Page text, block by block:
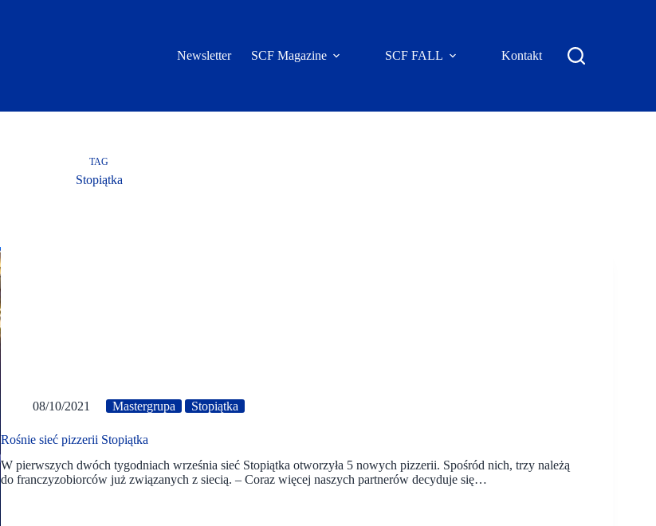
Newsletter SCF Magazine SCF FALL Kontakt
TAG
Stopiątka
08/10/2021 Mastergrupa Stopiątka
Rośnie sieć pizzerii Stopiątka
W pierwszych dwóch tygodniach września sieć Stopiątka otworzyła 5 nowych pizzerii. Spośród nich, trzy należą
do franczyzobiorców już związanych z siecią. – Coraz więcej naszych partnerów decyduje się…